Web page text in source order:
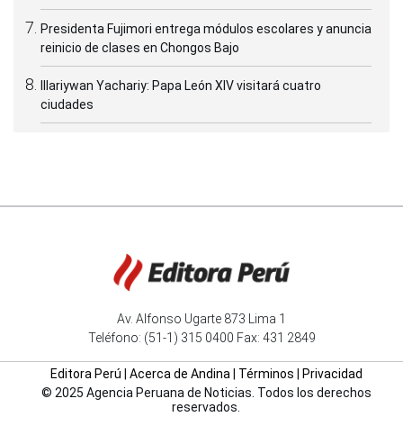
Presidenta Fujimori entrega módulos escolares y anuncia
reinicio de clases en Chongos Bajo
Illariywan Yachariy: Papa León XIV visitará cuatro
ciudades
Av. Alfonso Ugarte 873 Lima 1
Teléfono: (51-1) 315 0400 Fax: 431 2849
Editora Perú Acerca de Andina| Términos
Privacidad
© 2025 Agencia Peruana de Noticias. Todos los derechos
reservados.